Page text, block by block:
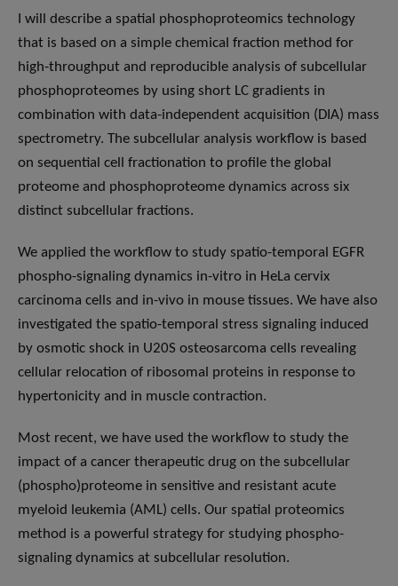
I will describe a spatial phosphoproteomics technology
that is based on a simple chemical fraction method for
high-throughput and reproducible analysis of subcellular
phosphoproteomes by using short LC gradients in
combination with data-independent acquisition (DIA) mass
spectrometry. The subcellular analysis workflow is based
on sequential cell fractionation to profile the global
proteome and phosphoproteome dynamics across six
distinct subcellular fractions.
We applied the workflow to study spatio-temporal EGFR
phospho-signaling dynamics in-vitro in HeLa cervix
carcinoma cells and in-vivo in mouse tissues. We have also
investigated the spatio-temporal stress signaling induced
by osmotic shock in U20S osteosarcoma cells revealing
cellular relocation of ribosomal proteins in response to
hypertonicity and in muscle contraction.
Most recent, we have used the workflow to study the
impact of a cancer therapeutic drug on the subcellular
(phospho)proteome in sensitive and resistant acute
myeloid leukemia (AML) cells. Our spatial proteomics
method is a powerful strategy for studying phospho-
signaling dynamics at subcellular resolution.